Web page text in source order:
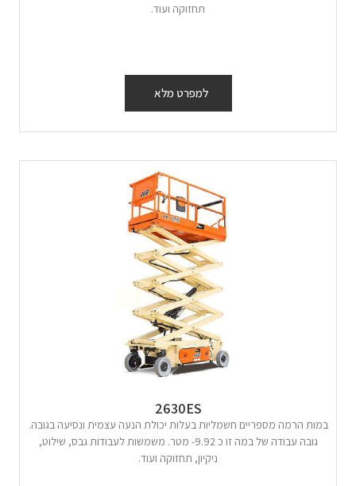
תחזוקה ועוד.
למפרט מלא
2630ES
במות הרמה מספריים חשמליות בעלות יכולת הנעה עצמית ונסיעה בגובה.
גובה עבודה של במה זו כ 9.92- מטר. משמשות לעבודות גבס, שילוט,
ניקיון, תחזוקה ועוד.